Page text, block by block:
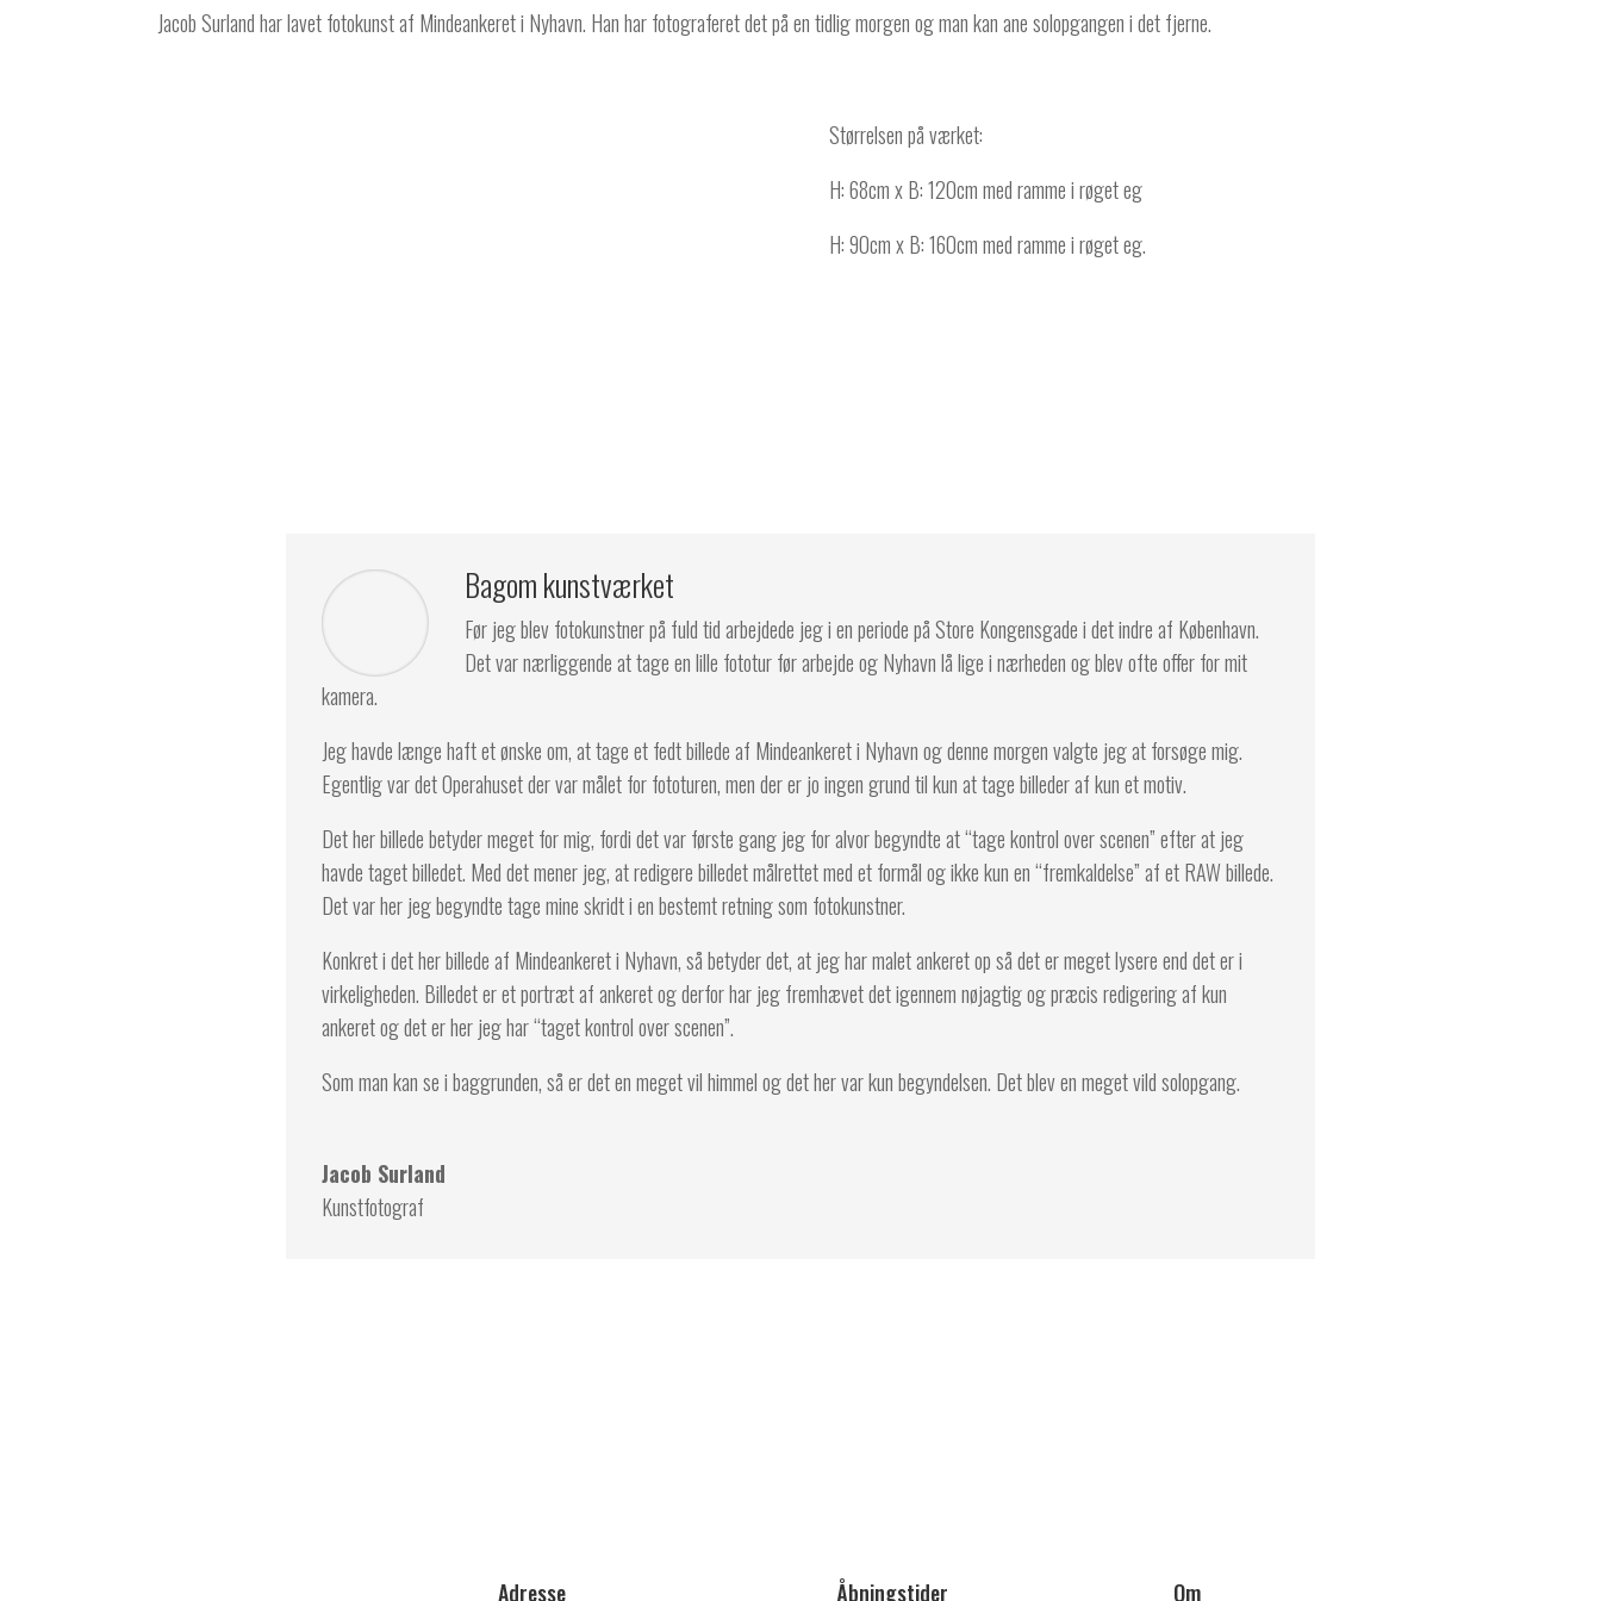
Jacob Surland har lavet fotokunst af Mindeankeret i Nyhavn. Han har fotograferet det på en tidlig morgen og man kan ane solopgangen i det fjerne.
Størrelsen på værket:
H: 68cm x B: 120cm med ramme i røget eg
H: 90cm x B: 160cm med ramme i røget eg.
Bagom kunstværket
Før jeg blev fotokunstner på fuld tid arbejdede jeg i en periode på Store Kongensgade i det indre af København.
Det var nærliggende at tage en lille fototur før arbejde og Nyhavn lå lige i nærheden og blev ofte offer for mit
kamera.
Jeg havde længe haft et ønske om, at tage et fedt billede af Mindeankeret i Nyhavn og denne morgen valgte jeg at forsøge mig.
Egentlig var det Operahuset der var målet for fototuren, men der er jo ingen grund til kun at tage billeder af kun et motiv.
Det her billede betyder meget for mig, fordi det var første gang jeg for alvor begyndte at “tage kontrol over scenen” efter at jeg
havde taget billedet. Med det mener jeg, at redigere billedet målrettet med et formål og ikke kun en “fremkaldelse” af et RAW billede.
Det var her jeg begyndte tage mine skridt i en bestemt retning som fotokunstner.
Konkret i det her billede af Mindeankeret i Nyhavn, så betyder det, at jeg har malet ankeret op så det er meget lysere end det er i
virkeligheden. Billedet er et portræt af ankeret og derfor har jeg fremhævet det igennem nøjagtig og præcis redigering af kun
ankeret og det er her jeg har “taget kontrol over scenen”.
Som man kan se i baggrunden, så er det en meget vil himmel og det her var kun begyndelsen. Det blev en meget vild solopgang.
Jacob Surland
Kunstfotograf
Adresse Åbningstider Om